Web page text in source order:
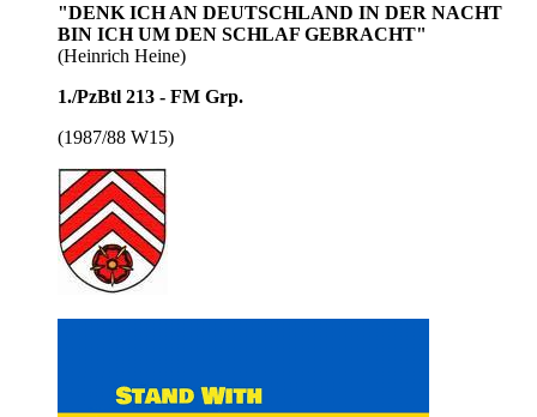
"DENK ICH AN DEUTSCHLAND IN DER NACHT
BIN ICH UM DEN SCHLAF GEBRACHT"
(Heinrich Heine)
1./PzBtl 213 - FM Grp.
(1987/88 W15)